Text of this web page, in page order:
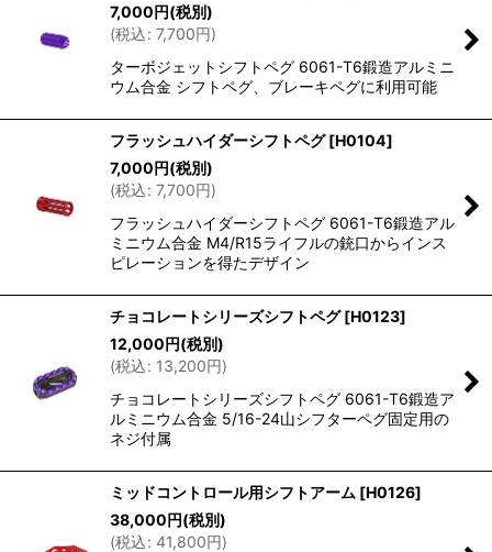
7,000円(税別)
(税込: 7,700円)
ターボジェットシフトペグ 6061-T6鍛造アルミニ
ウム合金 シフトペグ、ブレーキペグに利用可能
フラッシュハイダーシフトペグ [H0104]
7,000円(税別)
(税込: 7,700円)
フラッシュハイダーシフトペグ 6061-T6鍛造アル
ミニウム合金 M4/R15ライフルの銃口からインス
ピレーションを得たデザイン
チョコレートシリーズシフトペグ [H0123]
12,000円(税別)
(税込: 13,200円)
チョコレートシリーズシフトペグ 6061-T6鍛造ア
ルミニウム合金 5/16-24山シフターペグ固定用の
ネジ付属
ミッドコントロール用シフトアーム [H0126]
38,000円(税別)
(税込: 41,800円)